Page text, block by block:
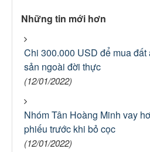
Những tin mới hơn
Chi 300.000 USD để mua đất
sản ngoài đời thực
(12/01/2022)
Nhóm Tân Hoàng Minh vay
phiếu trước khi bỏ cọc
(12/01/2022)